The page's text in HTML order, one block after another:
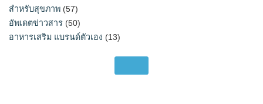
สำหรับสุขภาพ (57)
อัพเดตข่าวสาร (50)
อาหารเสริม แบรนด์ตัวเอง (13)